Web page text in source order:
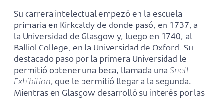
Su carrera intelectual empezó en la escuela
primaria en Kirkcaldy de donde pasó, en 1737, a
la Universidad de Glasgow y, luego en 1740, al
Balliol College, en la Universidad de Oxford. Su
destacado paso por la primera Universidad le
permitió obtener una beca, llamada una Snell
Exhibition, que le permitió llegar a la segunda.
Mientras en Glasgow desarrolló su interés por las